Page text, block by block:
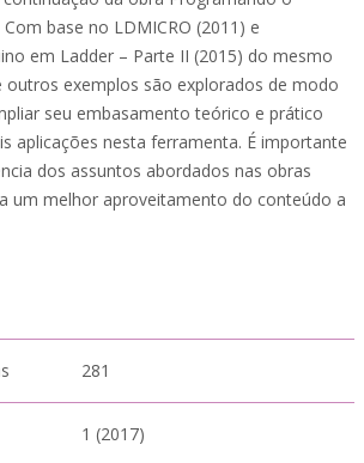
base no LDMICRO (2011) e
em Ladder – Parte II (2015) do mesmo
exemplos são explorados de modo
seu embasamento teórico e prático
aplicações nesta ferramenta. É importante
dos assuntos abordados nas obras
um melhor aproveitamento do conteúdo a
281
1 (2017)